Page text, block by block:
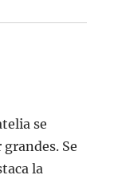
se
Se
la